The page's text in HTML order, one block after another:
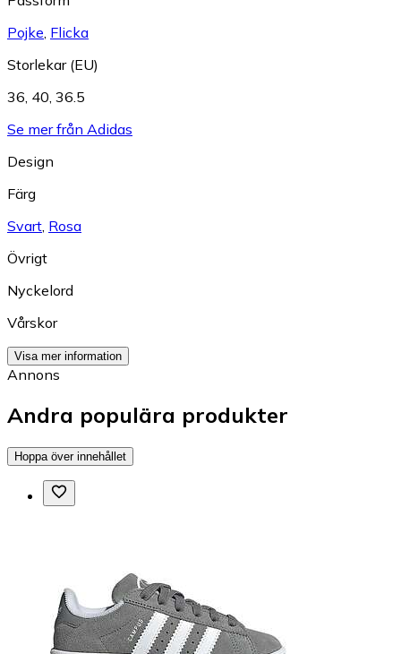
Pojke Flicka
Storlekar (EU)
36 40 36.5
Se mer från Adidas
Design
Färg
Svart Rosa
Övrigt
Nyckelord
Vårskor
Visa mer information
Annons
Andra populära produkter
Hoppa över innehållet